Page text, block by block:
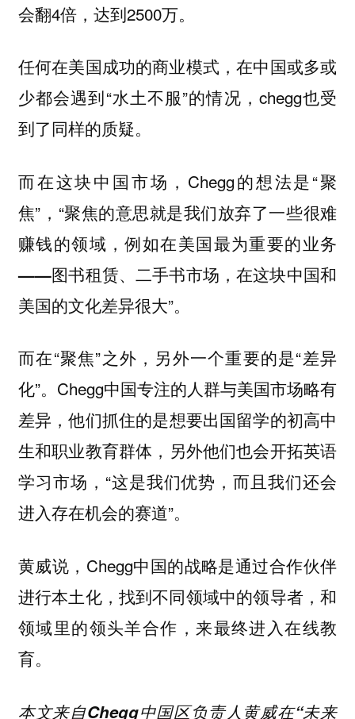
会翻4倍，达到2500万。
任何在美国成功的商业模式，在中国或多或
少都会遇到“水土不服”的情况，chegg也受
到了同样的质疑。
而在这块中国市场，Chegg的想法是“聚
焦”，“聚焦的意思就是我们放弃了一些很难
赚钱的领域，例如在美国最为重要的业务
——图书租赁、二手书市场，在这块中国和
美国的文化差异很大”。
而在“聚焦”之外，另外一个重要的是“差异
化”。Chegg中国专注的人群与美国市场略有
差异，他们抓住的是想要出国留学的初高中
生和职业教育群体 ，另外他们也会开拓英语
学习市场， “这是我们优势，而且我们还会
进入存在机会的赛道”。
黄威说，Chegg中国的战略是通过合作伙伴
进行本土化，找到不同领域中的领导者，和
领域里的领头羊合作，来最终进入在线教
育。
本文来自Chegg中国区负责人黄威在“未来